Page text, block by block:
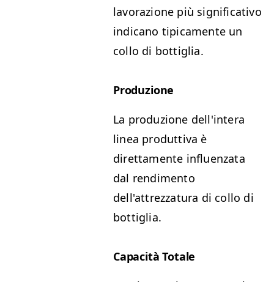
lavorazione più significativo
indicano tipicamente un
collo di bottiglia.
Produzione
La produzione dell'intera
linea produttiva è
direttamente influenzata
dal rendimento
dell'attrezzatura di collo di
bottiglia.
Capacità Totale